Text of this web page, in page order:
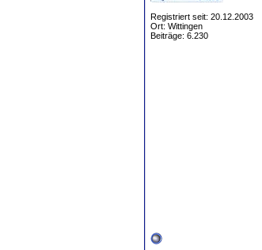
Registriert seit: 20.12.2003
Ort: Wittingen
Beiträge: 6.230